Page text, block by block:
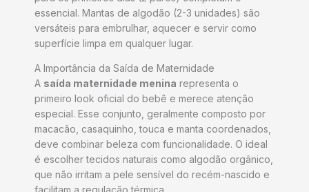
essencial. Mantas de algodão (2-3 unidades) são
versáteis para embrulhar, aquecer e servir como
superfície limpa em qualquer lugar.
A Importância da Saída de Maternidade
A saída maternidade menina representa o
primeiro look oficial do bebê e merece atenção
especial. Esse conjunto, geralmente composto por
macacão, casaquinho, touca e manta coordenados,
deve combinar beleza com funcionalidade. O ideal
é escolher tecidos naturais como algodão orgânico,
que não irritam a pele sensível do recém-nascido e